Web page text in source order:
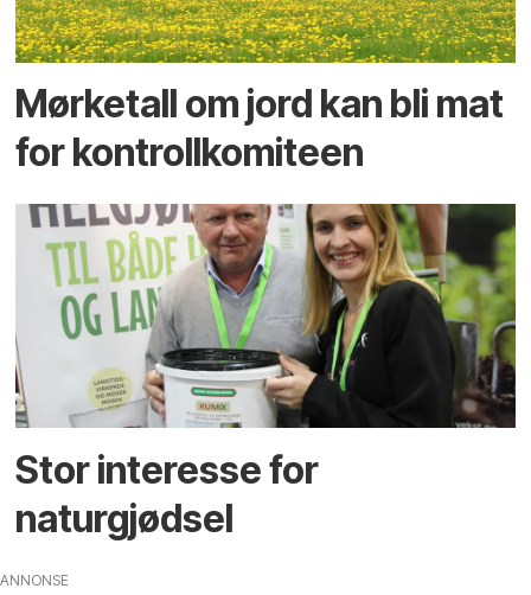
Mørketall om jord kan bli mat
for kontrollkomiteen
Stor interesse for
naturgjødsel
ANNONSE